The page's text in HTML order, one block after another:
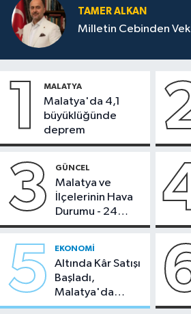
TAMER ALKAN
Milletin Cebinden
1 MALATYA
Malatya'da 4,1
büyüklüğünde
deprem
3 GÜNCEL
Malatya ve
İlçelerinin Hava
Durumu - 24
Temmuz 2026
5 EKONOMI
Altında Kâr Satışı
Başladı,
Malatya'da
Makas Ne